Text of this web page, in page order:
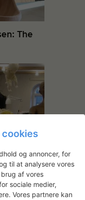
The
og annoncer, for
til at analysere vores
af vores
sociale medier,
Vores partnere kan